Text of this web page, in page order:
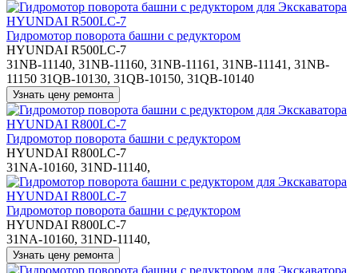
Гидромотор поворота башни с редуктором
HYUNDAI R500LC-7
31NB-11140, 31NB-11160, 31NB-11161, 31NB-11141, 31NB-
11150 31QB-10130, 31QB-10150, 31QB-10140
Гидромотор поворота башни с редуктором
HYUNDAI R800LC-7
31NA-10160, 31ND-11140,
Гидромотор поворота башни с редуктором
HYUNDAI R800LC-7
31NA-10160, 31ND-11140,